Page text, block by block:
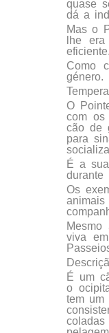
quase
dá a
Mas o
lhe
eficiente.
Como
género.
O
com os
cão de
para
É a
durante
Os
viva
É um
o
tem um